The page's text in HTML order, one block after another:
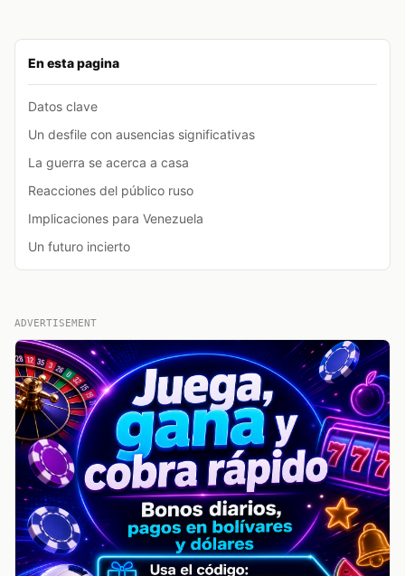
En esta pagina
Datos clave
Un desfile con ausencias significativas
La guerra se acerca a casa
Reacciones del público ruso
Implicaciones para Venezuela
Un futuro incierto
ADVERTISEMENT